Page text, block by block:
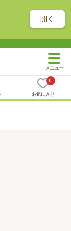
開く
0
お気に入り